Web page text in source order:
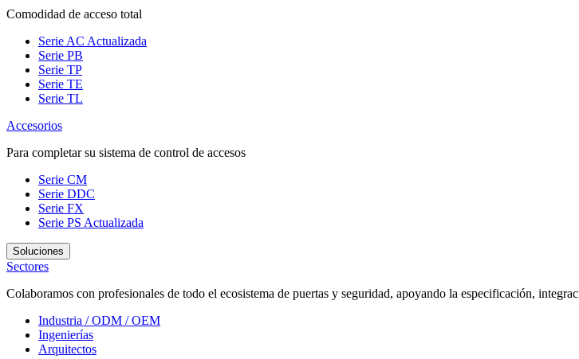
Comodidad de acceso total
Serie AC Actualizada
Serie PB
Serie TP
Serie TE
Serie TL
Accesorios
Para completar su sistema de control de accesos
Serie CM
Serie DDC
Serie FX
Serie PS Actualizada
Soluciones
Sectores
Colaboramos con profesionales de todo el ecosistema de puertas y seguridad, apoyando la especificación,
Industria / ODM / OEM
Ingenierías
Arquitectos